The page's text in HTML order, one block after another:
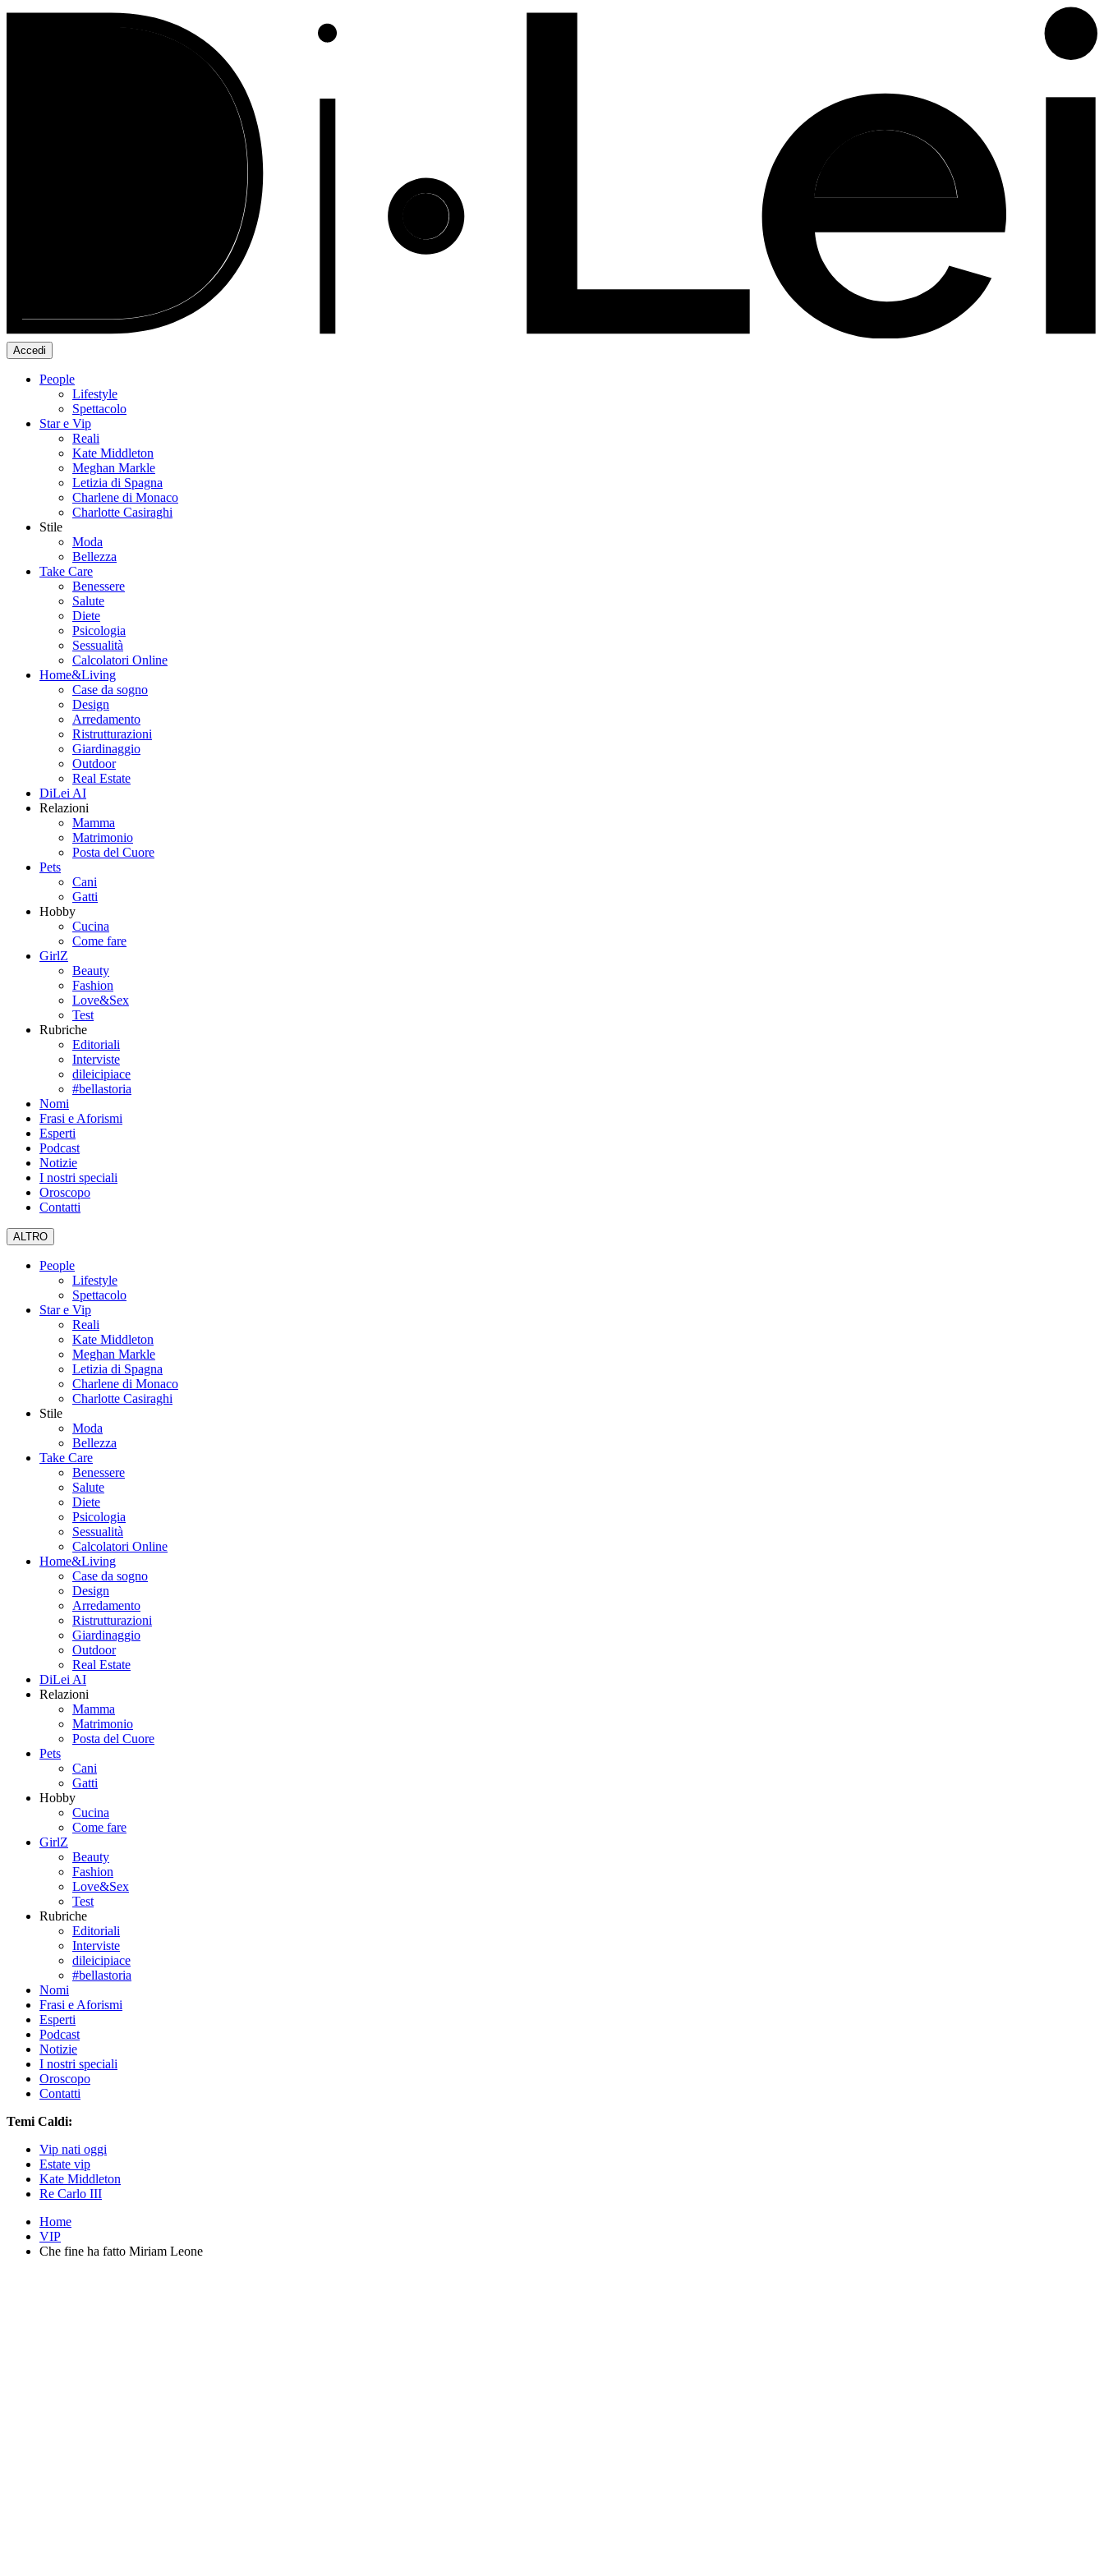
Accedi
People
Lifestyle
Spettacolo
Star e Vip
Reali
Kate Middleton
Meghan Markle
Letizia di Spagna
Charlene di Monaco
Charlotte Casiraghi
Stile
Moda
Bellezza
Take Care
Benessere
Salute
Diete
Psicologia
Sessualità
Calcolatori Online
Home&Living
Case da sogno
Design
Arredamento
Ristrutturazioni
Giardinaggio
Outdoor
Real Estate
DiLei AI
Relazioni
Mamma
Matrimonio
Posta del Cuore
Pets
Cani
Gatti
Hobby
Cucina
Come fare
GirlZ
Beauty
Fashion
Love&Sex
Test
Rubriche
Editoriali
Interviste
dileicipiace
#bellastoria
Nomi
Frasi e Aforismi
Esperti
Podcast
Notizie
I nostri speciali
Oroscopo
Contatti
ALTRO
People
Lifestyle
Spettacolo
Star e Vip
Reali
Kate Middleton
Meghan Markle
Letizia di Spagna
Charlene di Monaco
Charlotte Casiraghi
Stile
Moda
Bellezza
Take Care
Benessere
Salute
Diete
Psicologia
Sessualità
Calcolatori Online
Home&Living
Case da sogno
Design
Arredamento
Ristrutturazioni
Giardinaggio
Outdoor
Real Estate
DiLei AI
Relazioni
Mamma
Matrimonio
Posta del Cuore
Pets
Cani
Gatti
Hobby
Cucina
Come fare
GirlZ
Beauty
Fashion
Love&Sex
Test
Rubriche
Editoriali
Interviste
dileicipiace
#bellastoria
Nomi
Frasi e Aforismi
Esperti
Podcast
Notizie
I nostri speciali
Oroscopo
Contatti
Temi Caldi:
Vip nati oggi
Estate vip
Kate Middleton
Re Carlo III
Home
VIP
Che fine ha fatto Miriam Leone